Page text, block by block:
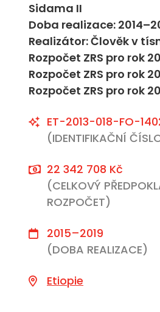
Sidama II
Doba realizace:
Realizátor: Člověk v
Rozpočet ZRS pro rok
Rozpočet ZRS pro rok
Rozpočet ZRS pro rok
ET-2013-018-FO-
(IDENTIFIKAČNÍ
22 342 708 Kč
(CELKOVÝ
ROZPOČET)
2015–2019
(DOBA REALIZACE)
Etiopie